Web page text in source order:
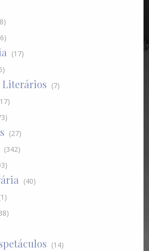
(17)
Literários (7)
(27)
(342)
(40)
(14)